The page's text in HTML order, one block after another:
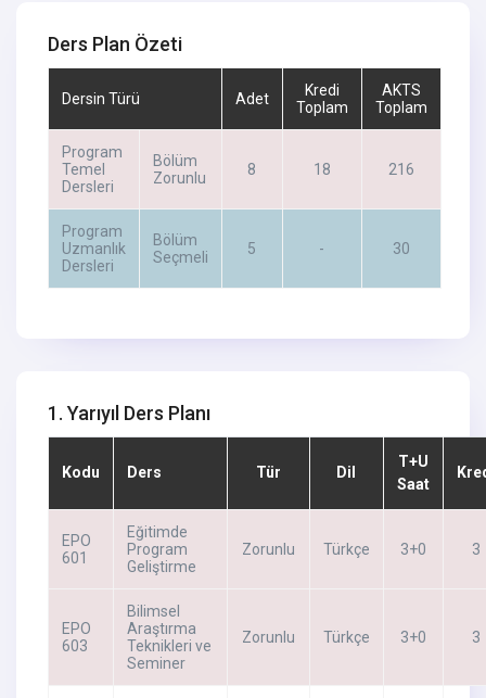
Ders Plan Özeti
Dersin Türü Adet
Kredi
Toplam
AKTS
Toplam
Program
Temel
Dersleri
Bölüm
Zorunlu
8 18 216
Program
Uzmanlık
Dersleri
Bölüm
Seçmeli
5 - 30
1. Yarıyıl Ders Planı
Kodu Ders Tür Dil
T+U
Saat
EPO
601
Eğitimde
Program
Geliştirme
Zorunlu Türkçe 3+0 3
EPO
603
Bilimsel
Araştırma
Teknikleri ve
Seminer
Zorunlu Türkçe 3+0 3